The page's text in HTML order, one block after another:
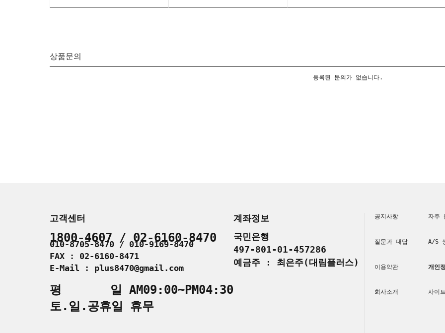
상품문의
등록된 문의가 없습니다.
고객센터
1800-4607 / 02-6160-8470
010-8705-8470 / 010-9169-8470
FAX : 02-6160-8471
E-Mail : plus8470@gmail.com
평 일 AM09:00~PM04:30
토.일.공휴일 휴무
계좌정보
국민은행
497-801-01-457286
예금주 : 최은주(대림플러스)
공지사항 자주
질문과 대답 A/S
이용약관 개인
회사소개 사이